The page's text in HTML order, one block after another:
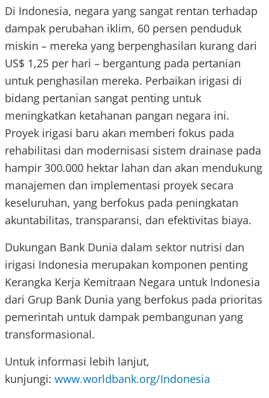
Di Indonesia, negara yang sangat rentan terhadap
dampak perubahan iklim, 60 persen penduduk
miskin – mereka yang berpenghasilan kurang dari
US$ 1,25 per hari – bergantung pada pertanian
untuk penghasilan mereka. Perbaikan irigasi di
bidang pertanian sangat penting untuk
meningkatkan ketahanan pangan negara ini.
Proyek irigasi baru akan memberi fokus pada
rehabilitasi dan modernisasi sistem drainase pada
hampir 300.000 hektar lahan dan akan mendukung
manajemen dan implementasi proyek secara
keseluruhan, yang berfokus pada peningkatan
akuntabilitas, transparansi, dan efektivitas biaya.
Dukungan Bank Dunia dalam sektor nutrisi dan
irigasi Indonesia merupakan komponen penting
Kerangka Kerja Kemitraan Negara untuk Indonesia
dari Grup Bank Dunia yang berfokus pada prioritas
pemerintah untuk dampak pembangunan yang
transformasional.
Untuk informasi lebih lanjut,
kunjungi: www.worldbank.org/Indonesia